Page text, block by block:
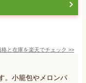
格と在庫を楽天でチェック >>
。小籠包やメロンパ